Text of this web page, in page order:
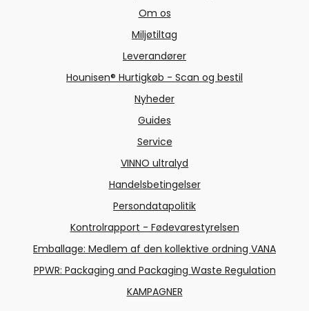
Om os
Miljøtiltag
Leverandører
Hounisen® Hurtigkøb - Scan og bestil
Nyheder
Guides
Service
VINNO ultralyd
Handelsbetingelser
Persondatapolitik
Kontrolrapport - Fødevarestyrelsen
Emballage: Medlem af den kollektive ordning VANA
PPWR: Packaging and Packaging Waste Regulation
KAMPAGNER